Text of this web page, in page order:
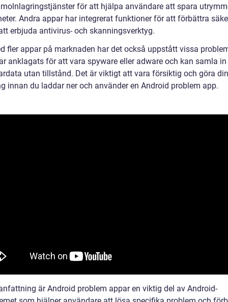
för att hjälpa användare att spara
Andra appar har integrerat funktioner för att förbättra
erbjuda antivirus- och skanningsverktyg.
fler appar på marknaden har det också uppstått vissa
anklagats för att vara spyware eller adware och kan samla in
utan tillstånd. Det är viktigt att vara försiktig och göra
innan du laddar ner och använder en Android problem app.
är Android problem appar en viktig del av Android-